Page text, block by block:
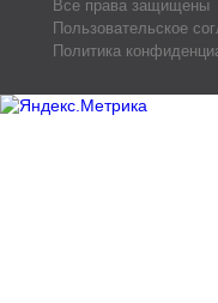
Все права защищены
Пользовательское
Политика